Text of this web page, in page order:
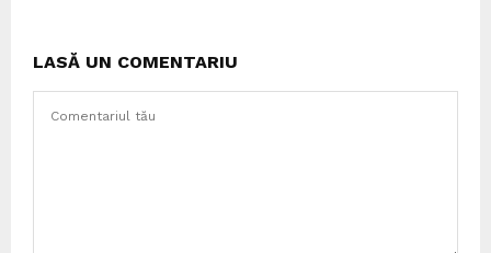
LASĂ UN COMENTARIU